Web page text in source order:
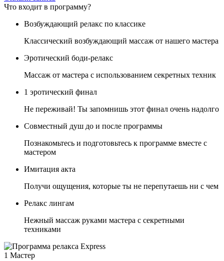
Что входит в программу?
Возбуждающий релакс по классике
Классический возбуждающий массаж от нашего мастера
Эротический боди-релакс
Массаж от мастера с использованием секретных техник
1 эротический финал
Не переживай! Ты запомнишь этот финал очень надолго
Совместный душ до и после программы
Познакомьтесь и подготовьтесь к программе вместе с
мастером
Имитация акта
Получи ощущения, которые ты не перепутаешь ни с чем
Релакс лингам
Нежный массаж руками мастера с секретными
техниками
1 Мастер